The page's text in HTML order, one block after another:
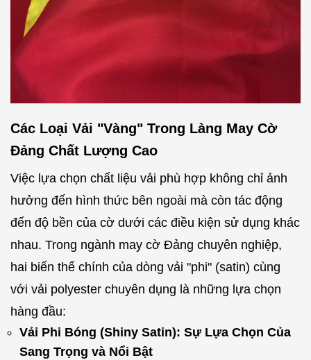
Các Loại Vải "Vàng" Trong Làng May Cờ
Đảng Chất Lượng Cao
Việc lựa chọn chất liệu vải phù hợp không chỉ ảnh
hưởng đến hình thức bên ngoài mà còn tác động
đến độ bền của cờ dưới các điều kiện sử dụng khác
nhau. Trong ngành may cờ Đảng chuyên nghiệp,
hai biến thể chính của dòng vải "phi" (satin) cùng
với vải polyester chuyên dụng là những lựa chọn
hàng đầu:
Vải Phi Bóng (Shiny Satin): Sự Lựa Chọn Của
Sang Trọng và Nổi Bật